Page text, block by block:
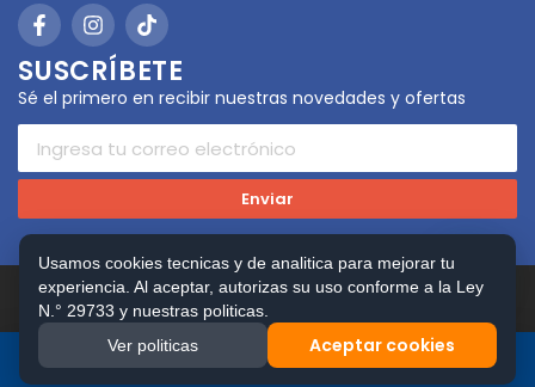
SUSCRÍBETE
Sé el primero en recibir nuestras novedades y ofertas
Enviar
Copyright © 2026 LOCASA. Todos los Derechos
Reservados. Powered byFerVilela Digital Consulting
Usamos cookies tecnicas y de analitica para mejorar tu
experiencia. Al aceptar, autorizas su uso conforme a la Ley
N.° 29733 y nuestras politicas.
Ver politicas
Aceptar cookies